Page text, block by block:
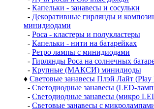
- Капельки - занавесы и сосульки
- Декоративные гирлянды и
минидиодами
- Роса - кластеры и полукластеры
- Капельки - нити на батарейках
- Ретро лампы с минидиодами
- Гирлянды Роса на солнечных
- Крупные (МАКСИ) минидиоды
♦ Световые занавесы Плэй Лайт (Play
- Светодиодные занавесы (LED-
- Светодиодные занавесы (микро
- Световые занавесы с